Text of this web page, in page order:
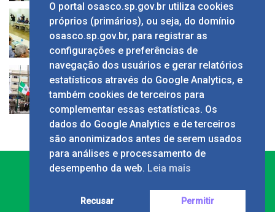
Grupo apresenta ao prefeito sugestão de alíquota
única de ISS
24 de novembro de 2019
Solenidade em comemoração ao Dia da Bandeira
no Calçadão
24 de novembro de 2019
O portal osasco.sp.gov.br utiliza cookies
próprios (primários), ou seja, do domínio
osasco.sp.gov.br, para registrar as
configurações e preferências de
navegação dos usuários e gerar relatórios
estatísticos através do Google Analytics, e
também cookies de terceiros para
complementar essas estatísticas. Os
dados do Google Analytics e de terceiros
são anonimizados antes de serem usados
para análises e processamento de
desempenho da web. Leia mais
Recusar Permitir